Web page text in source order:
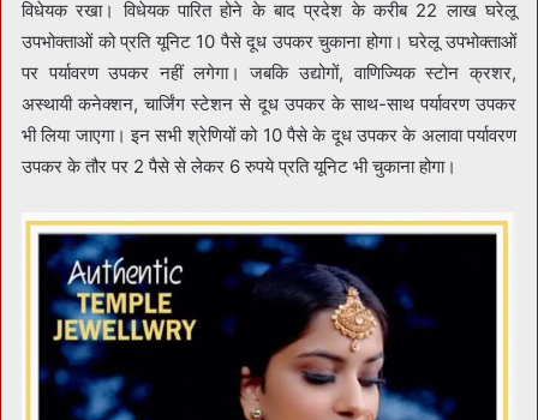
विधेयक रखा। विधेयक पारित होने के बाद प्रदेश के करीब 22 लाख घरेलू
उपभोक्ताओं को प्रति यूनिट 10 पैसे दूध उपकर चुकाना होगा। घरेलू उपभोक्ताओं
पर पर्यावरण उपकर नहीं लगेगा। जबकि उद्योगों, वाणिज्यिक स्टोन क्रशर,
अस्थायी कनेक्शन, चार्जिंग स्टेशन से दूध उपकर के साथ-साथ पर्यावरण उपकर
भी लिया जाएगा। इन सभी श्रेणियों को 10 पैसे के दूध उपकर के अलावा पर्यावरण
उपकर के तौर पर 2 पैसे से लेकर 6 रुपये प्रति यूनिट भी चुकाना होगा।